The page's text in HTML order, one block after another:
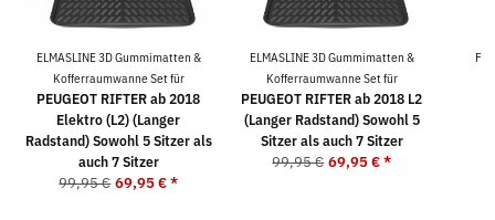
ELMASLINE 3D Gummimatten &
Kofferraumwanne Set für
PEUGEOT RIFTER ab 2018
Elektro (L2) (Langer
Radstand) Sowohl 5 Sitzer als
auch 7 Sitzer
99,95 € 69,95 €*
ELMASLINE 3D Gummimatten &
Kofferraumwanne Set für
PEUGEOT RIFTER ab 2018 L2
(Langer Radstand) Sowohl 5
Sitzer als auch 7 Sitzer
99,95 € 69,95 €*